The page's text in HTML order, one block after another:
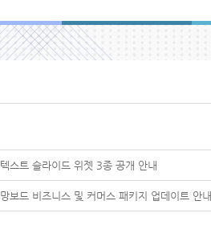
텍스트 슬라이드 위젯 3종 공개 안내
망보드 비즈니스 및 커머스 패키지 업데이트 안내